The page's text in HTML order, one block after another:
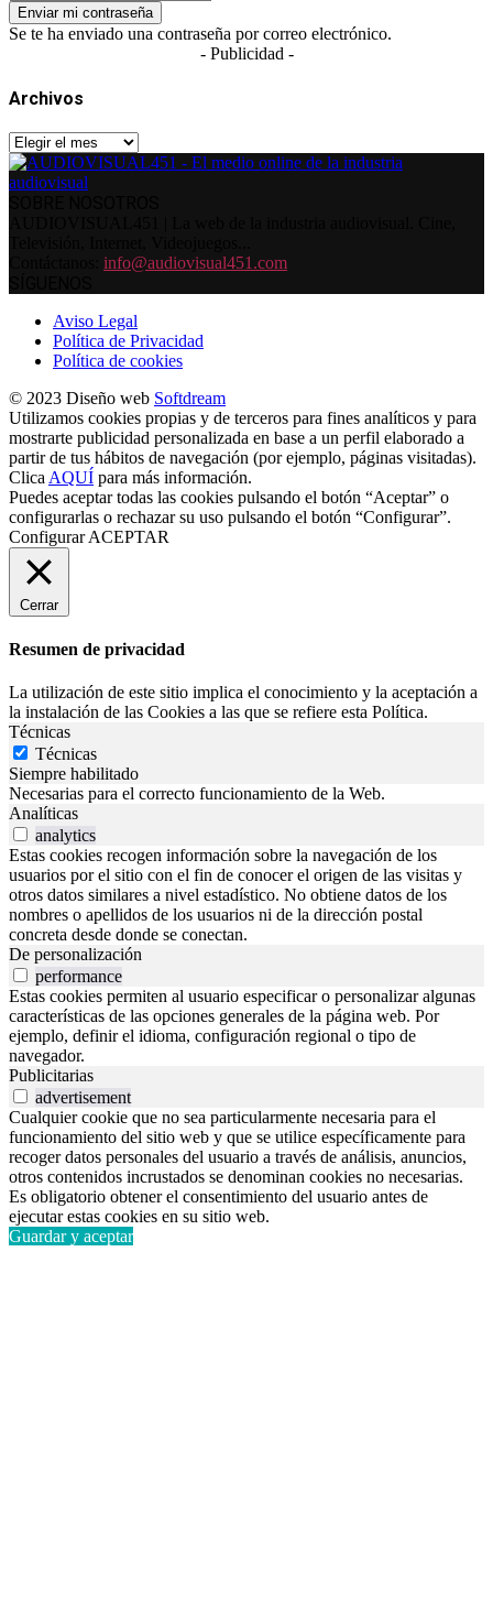
Se te ha enviado una contraseña por correo electrónico.
- Publicidad -
Archivos
Archivos
info@audiovisual451.com
Aviso Legal
Política de Privacidad
Política de cookies
© 2023 Diseño web Softdream
Utilizamos cookies propias y de terceros para fines analíticos y para
mostrarte publicidad personalizada en base a un perfil elaborado a
partir de tus hábitos de navegación (por ejemplo, páginas visitadas).
Clica AQUÍ para más información.
Puedes aceptar todas las cookies pulsando el botón “Aceptar” o
configurarlas o rechazar su uso pulsando el botón “Configurar”.
Configurar ACEPTAR
Cerrar
Resumen de privacidad
La utilización de este sitio implica el conocimiento y la aceptación a
la instalación de las Cookies a las que se refiere esta Política.
Técnicas
Técnicas
Siempre habilitado
Necesarias para el correcto funcionamiento de la Web.
Analíticas
analytics
Estas cookies recogen información sobre la navegación de los
usuarios por el sitio con el fin de conocer el origen de las visitas y
otros datos similares a nivel estadístico. No obtiene datos de los
nombres o apellidos de los usuarios ni de la dirección postal
concreta desde donde se conectan.
De personalización
performance
Estas cookies permiten al usuario especificar o personalizar algunas
características de las opciones generales de la página web. Por
ejemplo, definir el idioma, configuración regional o tipo de
navegador.
Publicitarias
advertisement
Cualquier cookie que no sea particularmente necesaria para el
funcionamiento del sitio web y que se utilice específicamente para
recoger datos personales del usuario a través de análisis, anuncios,
otros contenidos incrustados se denominan cookies no necesarias.
Es obligatorio obtener el consentimiento del usuario antes de
ejecutar estas cookies en su sitio web.
Guardar y aceptar